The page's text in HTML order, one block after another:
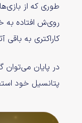
طوری که از
روی‌ش افتاده به
کاراکتری به
پتانسیل خود